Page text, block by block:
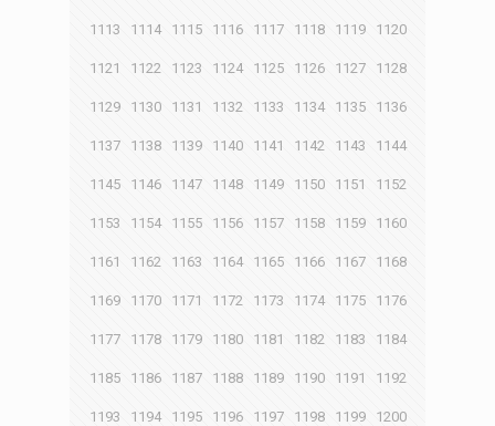
1113 1114 1115 1116 1117 1118 1119 1120
1121 1122 1123 1124 1125 1126 1127 1128
1129 1130 1131 1132 1133 1134 1135 1136
1137 1138 1139 1140 1141 1142 1143 1144
1145 1146 1147 1148 1149 1150 1151 1152
1153 1154 1155 1156 1157 1158 1159 1160
1161 1162 1163 1164 1165 1166 1167 1168
1169 1170 1171 1172 1173 1174 1175 1176
1177 1178 1179 1180 1181 1182 1183 1184
1185 1186 1187 1188 1189 1190 1191 1192
1193 1194 1195 1196 1197 1198 1199 1200